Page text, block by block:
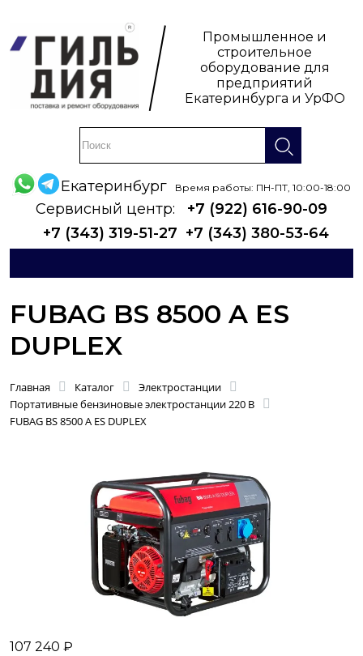
Промышленное и
строительное
оборудование для
предприятий
Екатеринбурга и УрФО
Екатеринбург Время работы: ПН-ПТ, 10:00-18:00
Сервисный центр:
+7 (922) 616-90-09
+7 (343) 319-51-27 +7 (343) 380-53-64
FUBAG BS 8500 A ES
DUPLEX
Главная Каталог
Электростанции
Портативные бензиновые электростанции 220 В
FUBAG BS 8500 A ES DUPLEX
107 240 ₽